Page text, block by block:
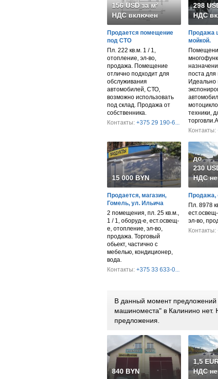
156 USD за м²
НДС включен
Продается помещение
под СТО
Пл. 222 кв.м. 1 / 1,
отопление, эл-во,
продажа. Помещение
отлично подходит для
обслуживания
автомобилей, СТО,
возможно использовать
под склад. Продажа от
собственника.
Контакты: +375 29 190-6...
298
НДС
Продажа
мойкой.
поста для
Идеально
техники,
Контакты:
15 000 BYN
Продается, магазин,
Гомель, ул. Ильича
2 помещения, пл. 25 кв.м.,
1 / 1, оборуд-е, ест.освещ-
е, отопление, эл-во,
продажа. Торговый
обьект, частично с
мебелью, кондиционер,
вода.
Контакты: +375 33 633-0...
до
230
НДС
Продажа,
Пл. 8978
эл-во,
Контакты:
В данный момент предложений
машиноместа" в Калинино
предложения.
840 BYN
1,5
НДС